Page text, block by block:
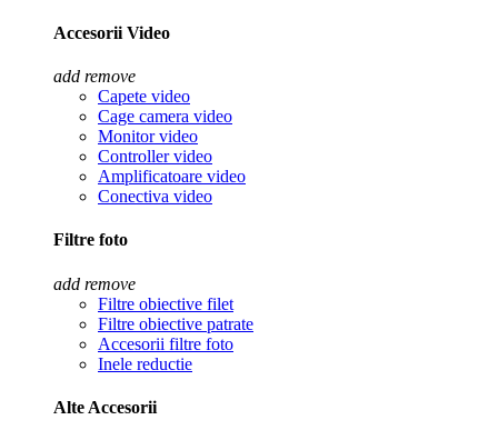
Accesorii Video
add remove
Capete video
Cage camera video
Monitor video
Controller video
Amplificatoare video
Conectiva video
Filtre foto
add remove
Filtre obiective filet
Filtre obiective patrate
Accesorii filtre foto
Inele reductie
Alte Accesorii